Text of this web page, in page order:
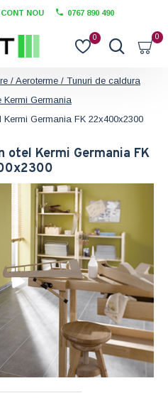
CONT NOU 0767 890 490
0 0
/ Aeroterme / Tunuri de caldura
Kermi Germania
Germania FK 22x400x2300
Kermi Germania FK